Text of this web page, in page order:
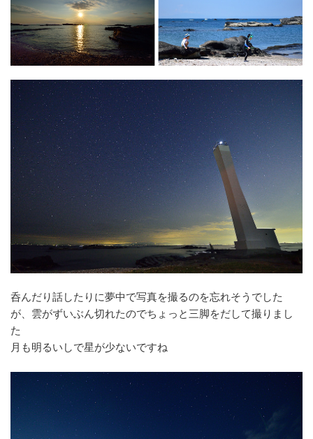
呑んだり話したりに夢中で写真を撮るのを忘れそうでした
が、雲がずいぶん切れたのでちょっと三脚をだして撮りまし
た
月も明るいしで星が少ないですね